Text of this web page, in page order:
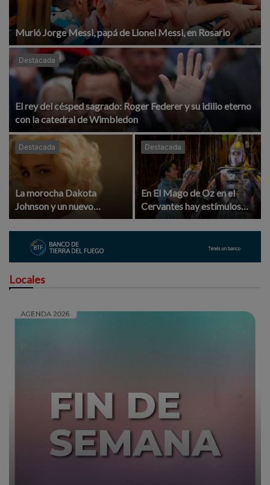
Murió Jorge Messi, papá de Lionel Messi, en Rosario
Destacada
El rey del césped sagrado: Roger Federer y su idilio eterno
con la catedral de Wimbledon
Destacada
La morocha Dakota
Johnson y un nuevo
desafío: interpretar a la
diva Marilyn Monroe, que
según cuenta la leyenda, la
tuvo en brazos
Destacada
En El Mago de Oz en el
Cervantes hay estímulos
para los chicos y Dorothy
recupera los zapatos
Locales